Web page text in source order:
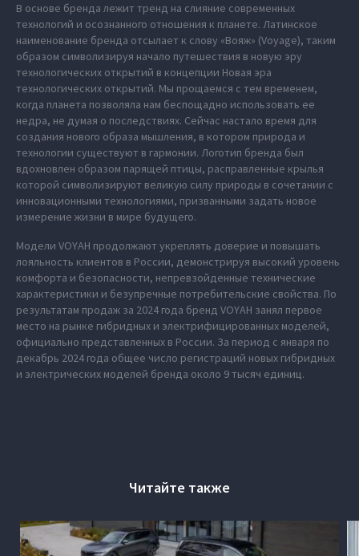
В основе бренда лежит тренд на слияние современных
технологий и осознанного отношения к планете. Латинское
наименование бренда отсылает к слову «Вояж» (Voyage), таким
образом символизируя начало путешествия в новую эру
технологических открытий в концепции Новая эра
технологических открытий. Мы прощаемся с тем временем,
когда планета позволяла нам беспощадно использовать ее
недра, не думая о последствиях. Сейчас настало время для
создания нового образа мышления, в котором природа и
технологии существуют в гармонии. Логотип бренда был
вдохновлен образом парящей птицы, расправленные крылья
которой символизируют великую силу природы в сочетании с
инновационными технологиями, призванными задать новое
измерение жизни в мире будущего.
Модели VOYAH продолжают укреплять доверие и повышать
лояльность клиентов в России, демонстрируя высокий уровень
комфорта и безопасности, непревзойденные технические
характеристики и безупречные потребительские свойства. По
результатам продаж за 2024 года бренд VOYAH занял первое
место на рынке гибридных и электрифицированных моделей,
официально представленных в России. За период с января по
декабрь 2024 года общее число регистраций новых гибридных
и электрических моделей бренда около 9 тысяч единиц.
Читайте также